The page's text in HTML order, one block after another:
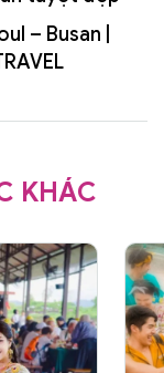
– Busan |
KHÁC